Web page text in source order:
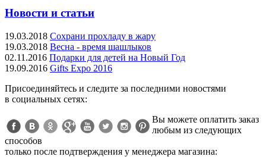
Новости и статьи
19.03.2018 Сохрани прохладу в жару
19.03.2018 Весна - время шашлыков
02.11.2016 Подарки для детей на Новый Год
19.09.2016 Gifts Expo 2016
Присоединяйтесь и следите за последними новостями
в социальных сетях:
Вы можете оплатить заказ
любым из следующих
способов
только после подтверждения у менеджера магазина: